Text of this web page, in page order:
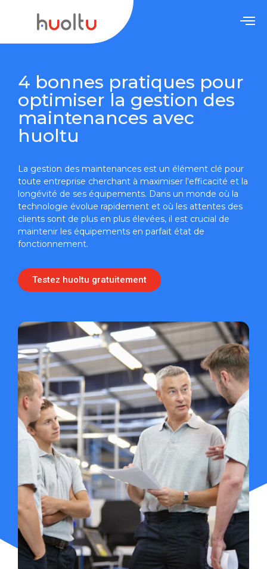
4 bonnes pratiques pour
optimiser la gestion des
maintenances avec
huoltu
La gestion des maintenances est un élément clé pour
toute entreprise cherchant à maximiser l'efficacité et la
longévité de ses équipements. Dans un monde où la
technologie évolue rapidement et où les attentes des
clients sont de plus en plus élevées, il est crucial de
maintenir les équipements en parfait état de
fonctionnement.
Testez huoltu gratuitement